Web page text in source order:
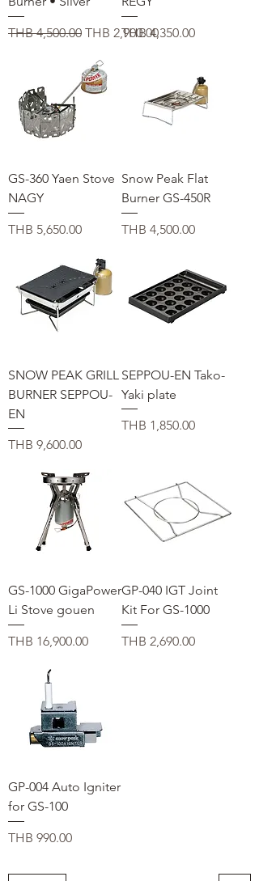
通常価格
THB 4,500.00 セール価格
THB 2,900.00
価格
THB 4,350.00
GS-360 Yaen Stove
NAGY
価格
THB 5,650.00
Snow Peak Flat
Burner GS-450R
価格
THB 4,500.00
SNOW PEAK GRILL
BURNER SEPPOU-
EN
価格
THB 9,600.00
SEPPOU-EN Tako-
Yaki plate
価格
THB 1,850.00
GS-1000 GigaPower
Li Stove gouen
価格
THB 16,900.00
GP-040 IGT Joint
Kit For GS-1000
価格
THB 2,690.00
GP-004 Auto Igniter
for GS-100
価格
THB 990.00